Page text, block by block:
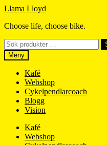
Hoppa
navigering
Hoppa
innehåll
Llama Lloyd
Choose life, choose bike.
Sök
efter:
Meny
Kafé
Webshop
Cykelpendlarcoach
Blogg
Vision
Kafé
Webshop